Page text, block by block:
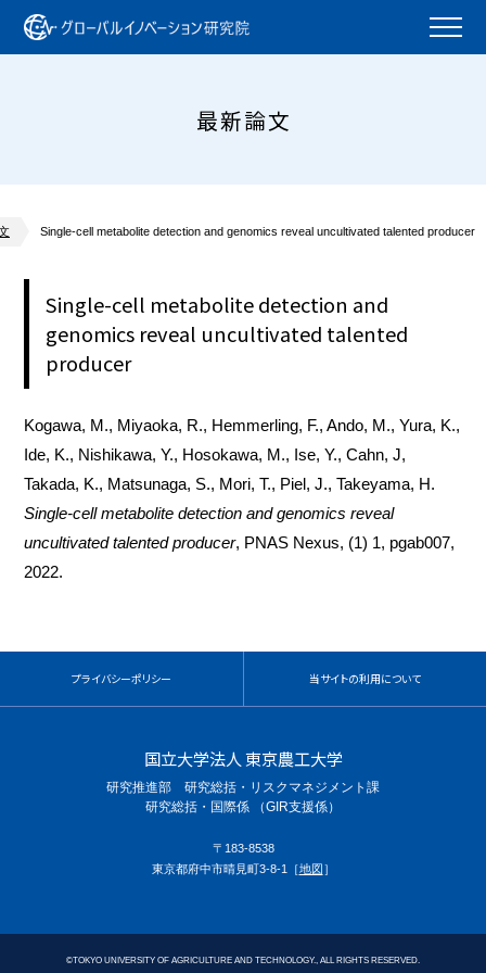
最新論文
Single-cell metabolite detection and genomics reveal uncultivated talented producer
Single-cell metabolite detection and
genomics reveal uncultivated talented
producer
Kogawa, M., Miyaoka, R., Hemmerling, F., Ando, M., Yura, K.,
Ide, K., Nishikawa, Y., Hosokawa, M., Ise, Y., Cahn, J,
Takada, K., Matsunaga, S., Mori, T., Piel, J., Takeyama, H.
Single-cell metabolite detection and genomics reveal
uncultivated talented producer, PNAS Nexus, (1) 1, pgab007,
2022.
プライバシーポリシー 当サイトの利用について
国立大学法人 東京農工大学
研究推進部 研究総括・リスクマネジメント課
研究総括・国際係 （GIR支援係）
〒183-8538
東京都府中市晴見町3-8-1［地図］
©TOKYO UNIVERSITY OF AGRICULTURE AND TECHNOLOGY., ALL RIGHTS RESERVED.